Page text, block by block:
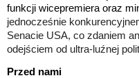
funkcji wicepremiera oraz
jednocześnie
Senacie USA, co zdaniem
odejściem od ultra-luźnej
Przed nami